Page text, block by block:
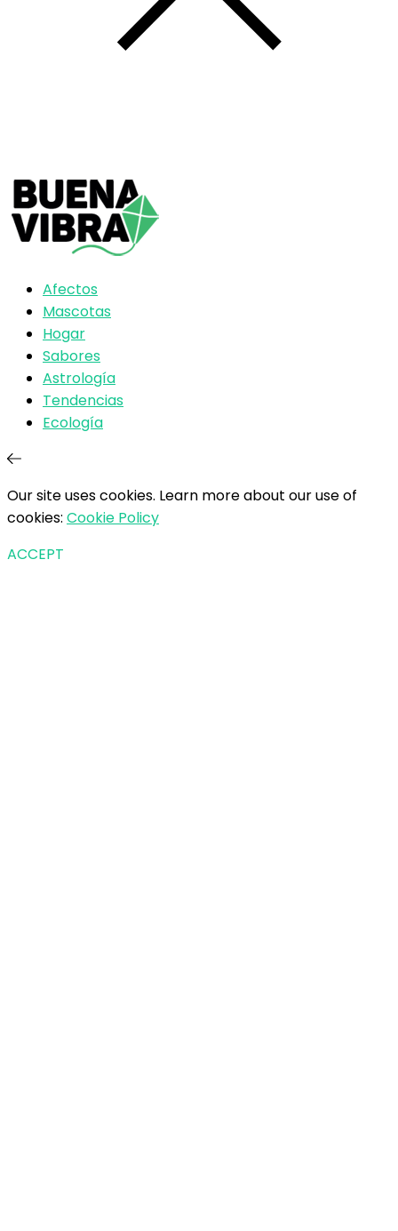
Afectos
Mascotas
Hogar
Sabores
Astrología
Tendencias
Ecología
Our site uses cookies. Learn more about our use of
cookies: Cookie Policy
ACCEPT